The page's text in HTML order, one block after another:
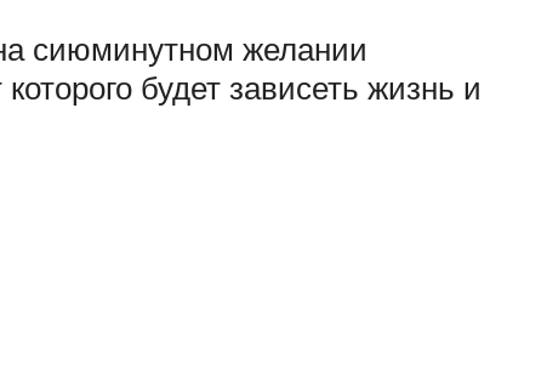
сиюминутном желании
будет зависеть жизнь и